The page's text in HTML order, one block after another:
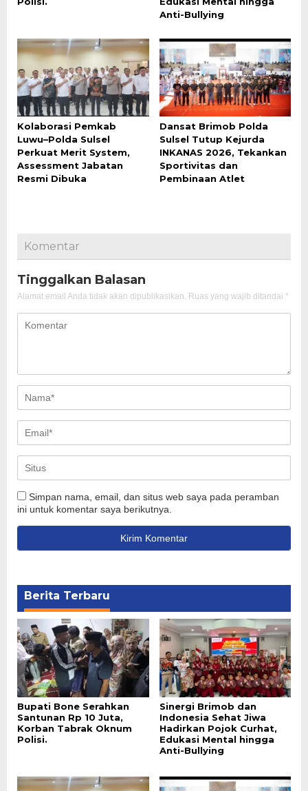
Anti-Bullying
Kolaborasi Pemkab
Luwu–Polda Sulsel
Perkuat Merit System,
Assessment Jabatan
Resmi Dibuka
Dansat Brimob Polda
Sulsel Tutup Kejurda
INKANAS 2026, Tekankan
Sportivitas dan
Pembinaan Atlet
Komentar
Tinggalkan Balasan
Alamat email Anda tidak akan dipublikasikan. Ruas yang wajib ditandai *
Simpan nama, email, dan situs web saya pada peramban
ini untuk komentar saya berikutnya.
Berita Terbaru
Bupati Bone Serahkan
Santunan Rp 10 Juta,
Korban Tabrak Oknum
Polisi.
Sinergi Brimob dan
Indonesia Sehat Jiwa
Hadirkan Pojok Curhat,
Edukasi Mental hingga
Anti-Bullying